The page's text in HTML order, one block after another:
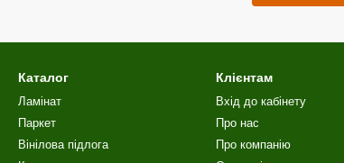
Каталог
Ламінат
Паркет
Вінілова пiдлога
Клієнтам
Вхід до кабінету
Про нас
Про компанію